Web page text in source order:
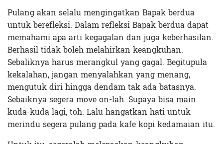
Pulang akan selalu mengingatkan Bapak berdua
untuk berefleksi. Dalam refleksi Bapak berdua dapat
memahami apa arti kegagalan dan juga keberhasilan.
Berhasil tidak boleh melahirkan keangkuhan.
Sebaliknya harus merangkul yang gagal. Begitupula
kekalahan, jangan menyalahkan yang menang,
mengutuk diri hingga dendam tak ada batasnya.
Sebaiknya segera move on-lah. Supaya bisa main
kuda-kuda lagi, toh. Lalu hangatkan hati untuk
merindu segera pulang pada kafe kopi kedamaian itu.